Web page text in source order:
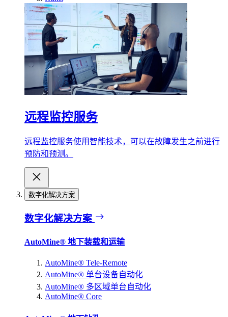
远程监控服务
远程监控服务使用智能技术，可以在故障发生之前进行
预防和预测。
数字化解决方案
数字化解决方案
AutoMine® 地下装载和运输
AutoMine® Tele-Remote
AutoMine® 单台设备自动化
AutoMine® 多区域单台自动化
AutoMine® Core